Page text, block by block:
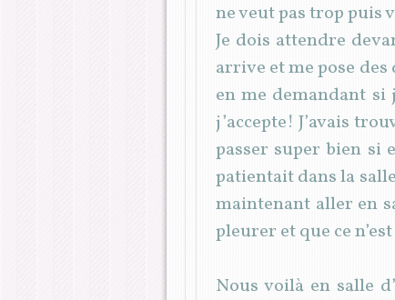
ne veut pas trop puis
Je dois attendre
arrive et me pose
en me demandant si
j’accepte! J’avais
passer super bien si
patientait dans la
maintenant aller en
pleurer et que ce
Nous voilà en salle